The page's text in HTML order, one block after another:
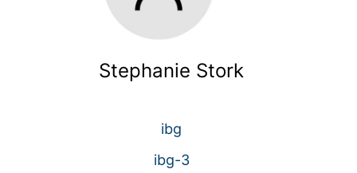
Stephanie Stork
ibg
ibg-3